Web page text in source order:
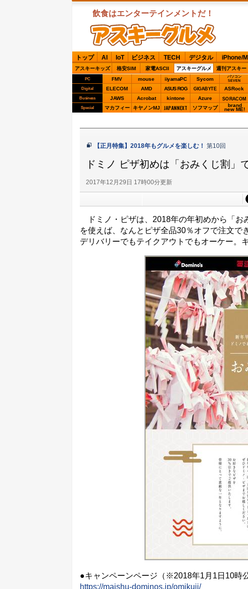
飲食はエンターテインメントだ！
ASCIIグルメ
トップ AI IoT ビジネス TECH デジタル iPhone/
アスキーキッズ 格安SIM 家電ASCII アスキーグルメ 週刊アスキー
PC FMV mouse iiyamaPC Sycom
パソコン
SEVEN
Digital ELECOM AMD ASUS ROG GIGABYTE ASRock
Business JAWS Acrobat kintone Azure SORACOM
Special マカフィー キヤノンMJ JAPANNEXT ソフマップ brand
new ME!
【正月特集】2018年もグルメを楽しむ！ 第10回
ドミノ ピザ初めは「おみくじ割」
2017年12月29日 17時00分更新
ドミノ・ピザは、2018年の年初めから「お
を使えば、なんとピザ全品30％オフで注文で
デリバリーでもテイクアウトでもオーケー。
●キャンペーンページ（※2018年1月1日10時公
https://maishu-dominos.jp/omikuji/